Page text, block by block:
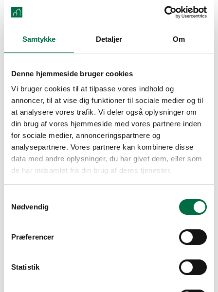
Samtykke Detaljer Om
Denne hjemmeside bruger cookies
Vi bruger cookies til at tilpasse vores indhold og
annoncer, til at vise dig funktioner til sociale medier og til
at analysere vores trafik. Vi deler også oplysninger om
din brug af vores hjemmeside med vores partnere inden
for sociale medier, annonceringspartnere og
analysepartnere. Vores partnere kan kombinere disse
data med andre oplysninger, du har givet dem, eller som
de har indsamlet fra din brug af deres tjenester.
Nødvendig
Præferencer
Statistik
Boligstøtte udregner
Personer i husstanden*
1 voksen
2 voksne
3 voksne
4+
nej
Er du pensionist?*
Ja
Nej
Din månedlige indkomst*
Din boligstøtte
ca.
Denne udregning er kun vejledende*
Din boligstøtte
Denne udregning er kun vejledende*
kr.
kr.